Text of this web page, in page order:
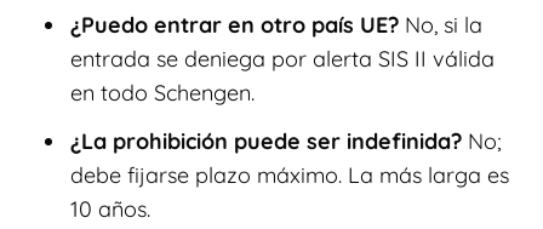
¿Puedo entrar en otro país UE? No, si la
entrada se deniega por alerta SIS II válida
en todo Schengen.
¿La prohibición puede ser indefinida? No;
debe fijarse plazo máximo. La más larga es
10 años.